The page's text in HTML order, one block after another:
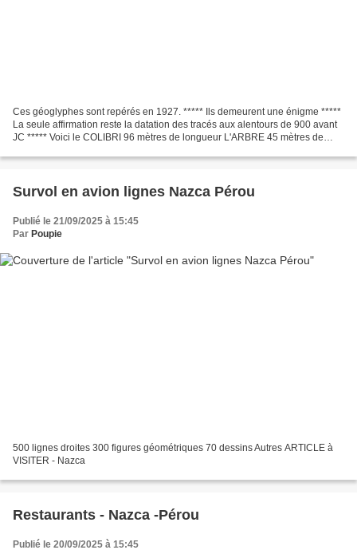
Ces géoglyphes sont repérés en 1927. ***** Ils demeurent une énigme *****
La seule affirmation reste la datation des tracés aux alentours de 900 avant
JC ***** Voici le COLIBRI 96 mètres de longueur L'ARBRE 45 mètres de
Survol en avion lignes Nazca Pérou
Publié le 21/09/2025 à 15:45
Par Poupie
500 lignes droites 300 figures géométriques 70 dessins Autres ARTICLE à
VISITER - Nazca
Restaurants - Nazca -Pérou
Publié le 20/09/2025 à 15:45